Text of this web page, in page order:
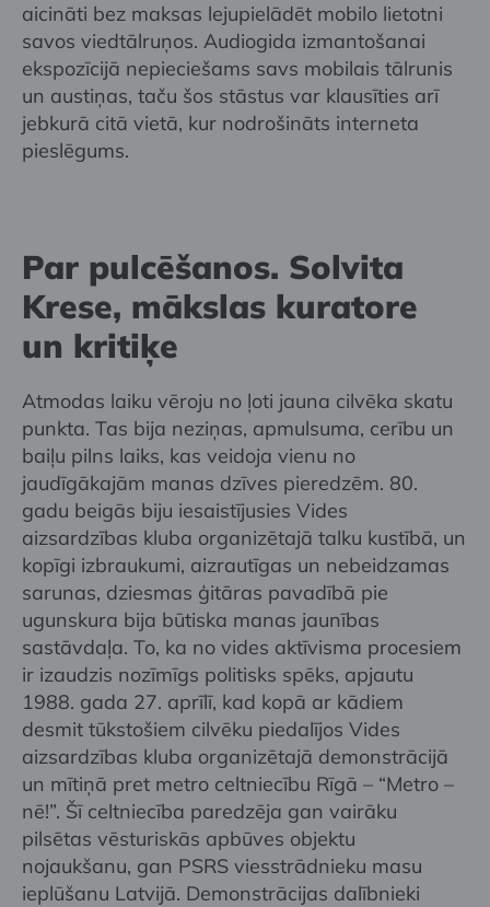
aicināti bez maksas lejupielādēt mobilo lietotni
savos viedtālruņos. Audiogida izmantošanai
ekspozīcijā nepieciešams savs mobilais tālrunis
un austiņas, taču šos stāstus var klausīties arī
jebkurā citā vietā, kur nodrošināts interneta
pieslēgums.
Par pulcēšanos. Solvita
Krese, mākslas kuratore
un kritiķe
Atmodas laiku vēroju no ļoti jauna cilvēka skatu
punkta. Tas bija neziņas, apmulsuma, cerību un
baiļu pilns laiks, kas veidoja vienu no
jaudīgākajām manas dzīves pieredzēm. 80.
gadu beigās biju iesaistījusies Vides
aizsardzības kluba organizētajā talku kustībā, un
kopīgi izbraukumi, aizrautīgas un nebeidzamas
sarunas, dziesmas ģitāras pavadībā pie
ugunskura bija būtiska manas jaunības
sastāvdaļa. To, ka no vides aktīvisma procesiem
ir izaudzis nozīmīgs politisks spēks, apjautu
1988. gada 27. aprīlī, kad kopā ar kādiem
desmit tūkstošiem cilvēku piedalījos Vides
aizsardzības kluba organizētajā demonstrācijā
un mītiņā pret metro celtniecību Rīgā – “Metro –
nē!”. Šī celtniecība paredzēja gan vairāku
pilsētas vēsturiskās apbūves objektu
nojaukšanu, gan PSRS viesstrādnieku masu
ieplūšanu Latvijā. Demonstrācijas dalībnieki